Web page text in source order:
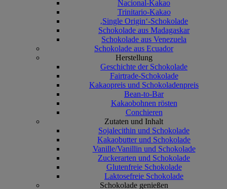
Nacional-Kakao
Trinitario-Kakao
‚Single Origin‘-Schokolade
Schokolade aus Madagaskar
Schokolade aus Venezuela
Schokolade aus Ecuador
Herstellung
Geschichte der Schokolade
Fairtrade-Schokolade
Kakaopreis und Schokoladenpreis
Bean-to-Bar
Kakaobohnen rösten
Conchieren
Zutaten und Inhalt
Sojalecithin und Schokolade
Kakaobutter und Schokolade
Vanille/Vanillin und Schokolade
Zuckerarten und Schokolade
Glutenfreie Schokolade
Laktosefreie Schokolade
Schokolade genießen